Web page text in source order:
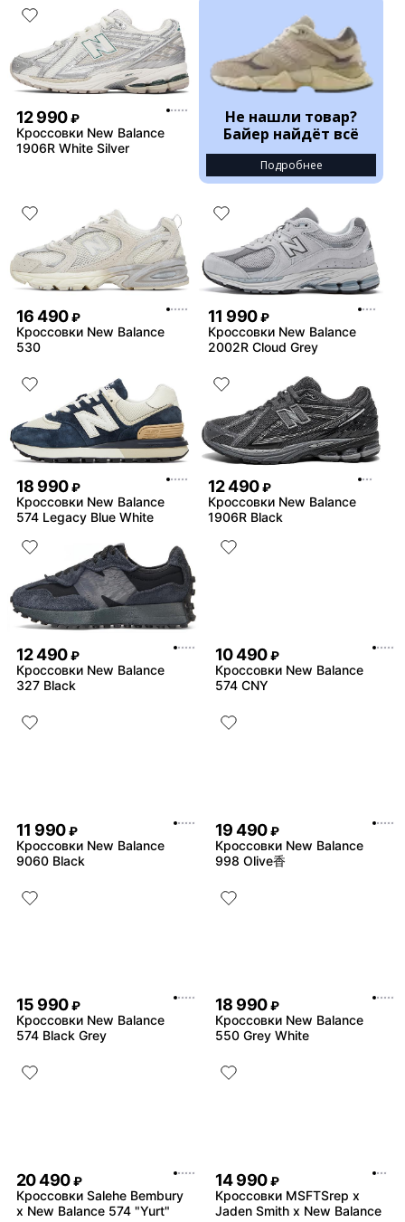
12 990 ₽
Кроссовки New Balance
1906R White Silver
Не нашли товар?
Байер найдёт всё
Подробнее
16 490 ₽
Кроссовки New Balance
530
11 990 ₽
Кроссовки New Balance
2002R Cloud Grey
18 990 ₽
Кроссовки New Balance
574 Legacy Blue White
12 490 ₽
Кроссовки New Balance
1906R Black
12 490 ₽
Кроссовки New Balance
327 Black
10 490 ₽
Кроссовки New Balance
574 CNY
11 990 ₽
Кроссовки New Balance
9060 Black
19 490 ₽
Кроссовки New Balance
998 Olive香
15 990 ₽
Кроссовки New Balance
574 Black Grey
18 990 ₽
Кроссовки New Balance
550 Grey White
20 490 ₽
Кроссовки Salehe Bembury
x New Balance 574 "Yurt"
14 990 ₽
Кроссовки MSFTSrep x
Jaden Smith x New Balance